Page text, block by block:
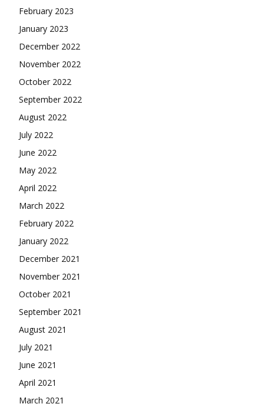
February 2023
January 2023
December 2022
November 2022
October 2022
September 2022
August 2022
July 2022
June 2022
May 2022
April 2022
March 2022
February 2022
January 2022
December 2021
November 2021
October 2021
September 2021
August 2021
July 2021
June 2021
April 2021
March 2021